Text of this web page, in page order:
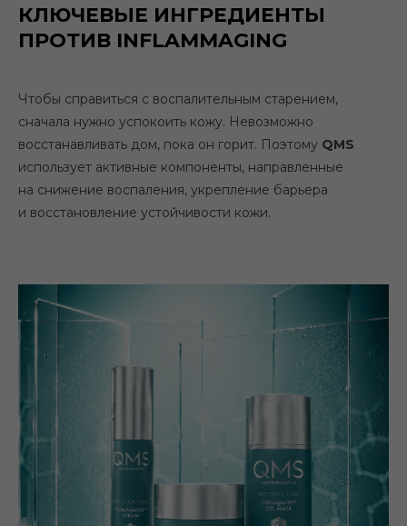
КЛЮЧЕВЫЕ ИНГРЕДИЕНТЫ
ПРОТИВ INFLAMMAGING
Чтобы справиться с воспалительным старением,
сначала нужно успокоить кожу. Невозможно
восстанавливать дом, пока он горит. Поэтому QMS
использует активные компоненты, направленные
на снижение воспаления, укрепление барьера
и восстановление устойчивости кожи.